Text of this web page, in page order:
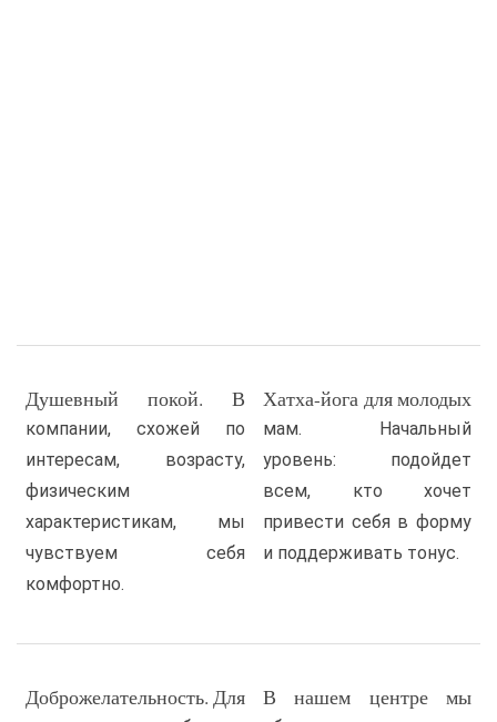
Душевный покой. В
компании, схожей по
интересам, возрасту,
физическим
характеристикам, мы
чувствуем себя
комфортно.
Хатха-йога для молодых
мам. Начальный
уровень: подойдет
всем, кто хочет
привести себя в форму
и поддерживать тонус.
Доброжелательность. Для В нашем центре мы